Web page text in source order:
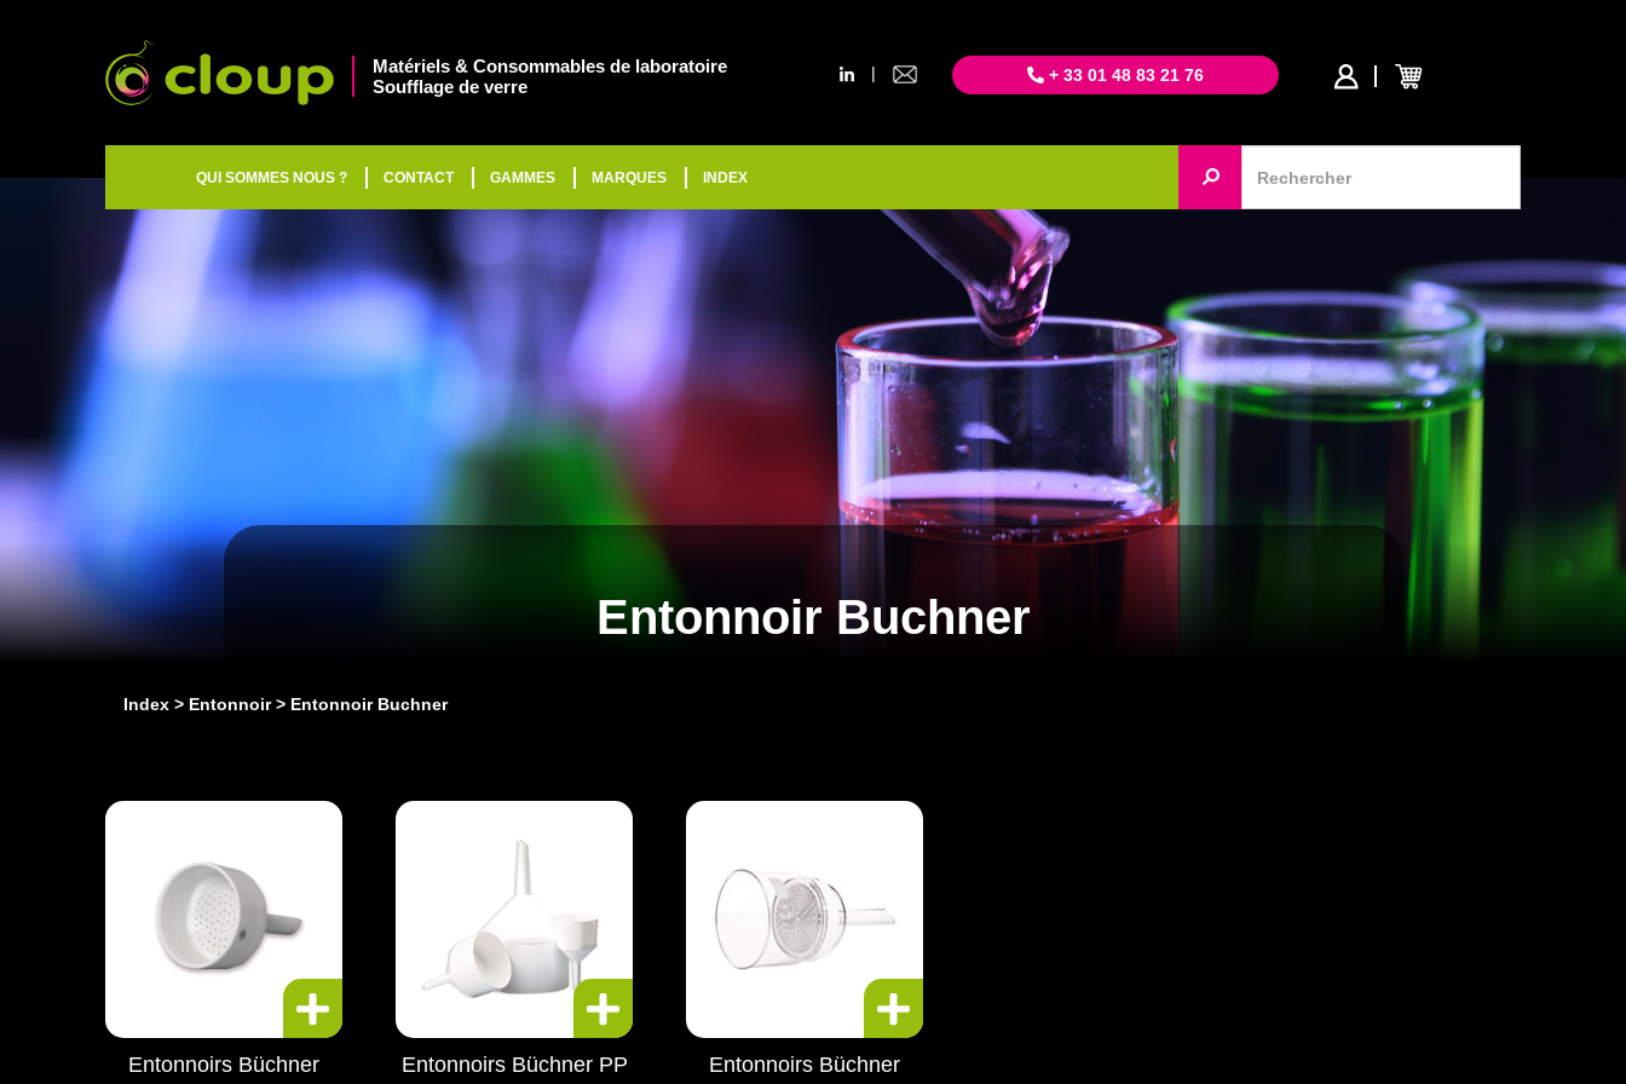
Matériels & Consommables de laboratoire
Soufflage de verre
| + 33 01 48 83 21 76
QUI SOMMES NOUS ? CONTACT GAMMES MARQUES INDEX
Entonnoir Buchner
Index Entonnoir Entonnoir Buchner
Entonnoirs Büchner
Entonnoirs Büchner PP
Entonnoirs Büchner